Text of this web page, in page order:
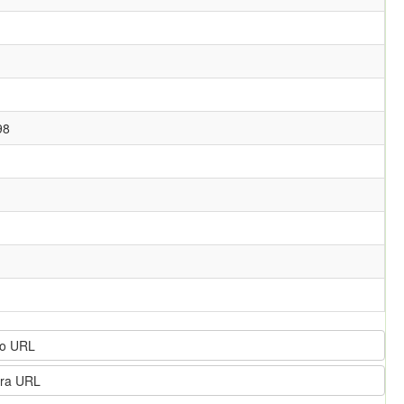
URL
URL